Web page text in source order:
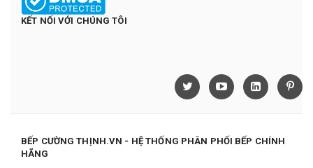
KẾT NỐI VỚI CHÚNG TÔI
BẾP CƯỜNG THỊNH.VN - HỆ THỐNG PHÂN PHỐI BẾP CHÍNH
HÃNG